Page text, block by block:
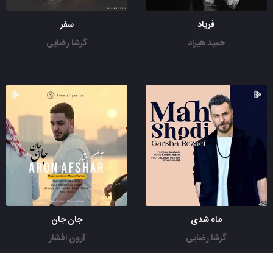
فریاد
حمید هیراد
سفر
گرشا رضایی
ماه شدی
گرشا رضایی
جان جان
آرون افشار